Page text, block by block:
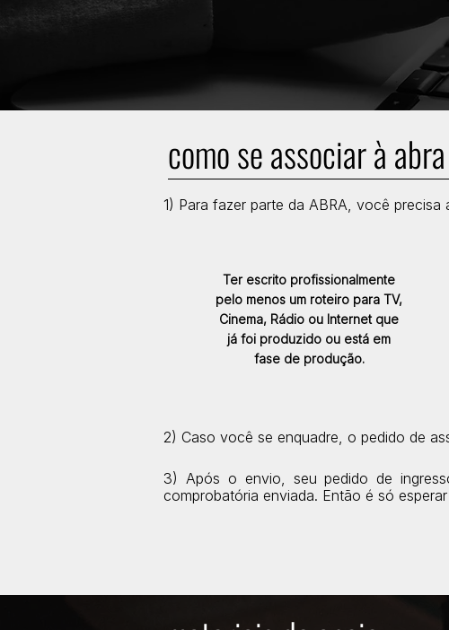
como se associar à abra
1) Para fazer parte da ABRA, você
Ter escrito profissionalmente
pelo menos um roteiro para TV,
Cinema, Rádio ou Internet que
já foi produzido ou está em
fase de produção.
2) Caso você se enquadre, o pedido de
3) Após o envio, seu pedido de
comprobatória enviada. Então é só